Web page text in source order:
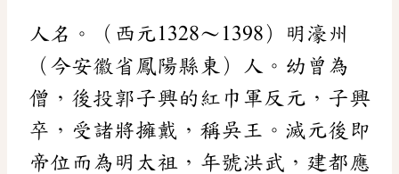
人名。（西元1328～1398）明濠州
（今安徽省鳳陽縣東）人。幼曾為
僧，後投郭子興的紅巾軍反元，子興
卒，受諸將擁戴，稱吳王。滅元後即
帝位而為明太祖，年號洪武，建都應